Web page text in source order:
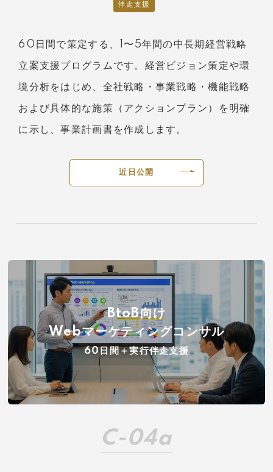
伴走支援
60日間で策定する、1〜5年間の中長期経営戦略
立案支援プログラムです。経営ビジョン策定や環
境分析をはじめ、全社戦略・事業戦略・機能戦略
および具体的な施策（アクションプラン）を明確
に示し、事業計画書を作成します。
近日公開
BtoB向け
Webマーケティングコンサル
60日間＋実行伴走支援
C-04a